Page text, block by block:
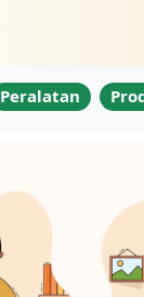
Peralatan